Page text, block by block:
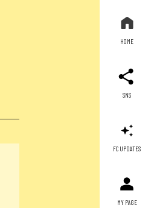
HOME
SNS
FC UPDATES
MY PAGE